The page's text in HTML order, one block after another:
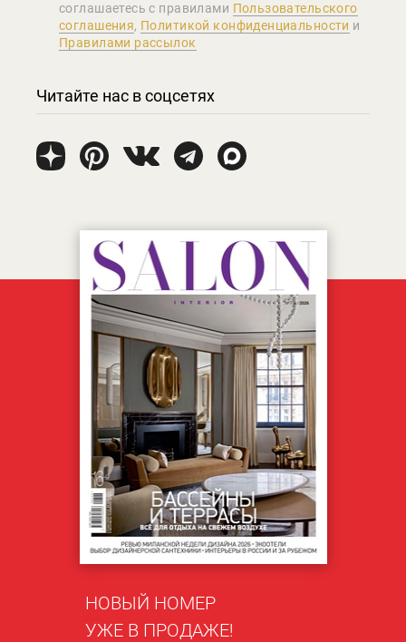
соглашаетеcь с правилами Пользовательского
соглашения, Политикой конфиденциальности и
Правилами рассылок
Читайте нас в соцсетях
НОВЫЙ НОМЕР
УЖЕ В ПРОДАЖЕ!